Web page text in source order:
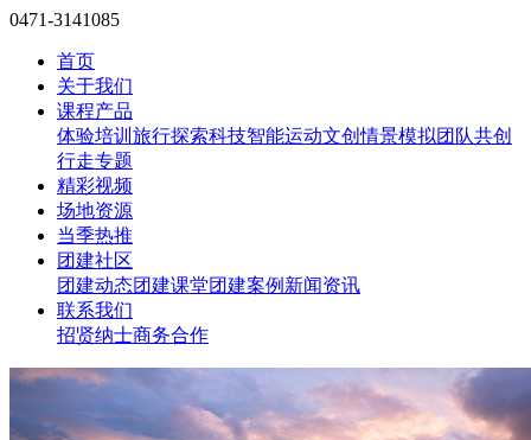
0471-3141085
首页
关于我们
课程产品
体验培训 旅行探索科技智能运动文创情景模拟团队共创
行走专题
精彩视频
场地资源
当季热推
团建社区
团建动态团建课堂团建案例 新闻资讯
联系我们
招贤纳士商务合作